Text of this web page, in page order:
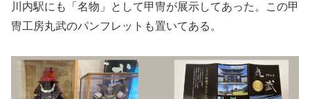
川内駅にも「名物」として甲冑が展示してあった。この甲
冑工房丸武のパンフレットも置いてある。